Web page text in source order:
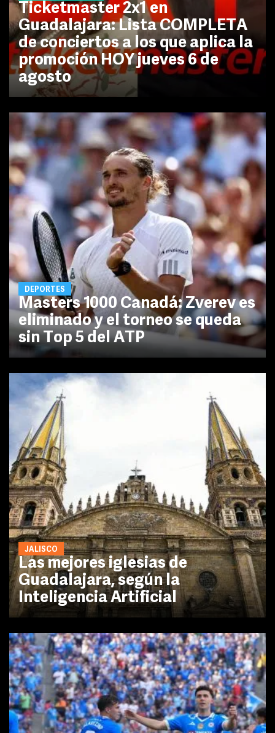
Ticketmaster 2x1 en
Guadalajara: Lista COMPLETA
de conciertos a los que aplica la
promoción HOY jueves 6 de
agosto
DEPORTES
Masters 1000 Canadá: Zverev es
eliminado y el torneo se queda
sin Top 5 del ATP
JALISCO
Las mejores iglesias de
Guadalajara, según la
Inteligencia Artificial